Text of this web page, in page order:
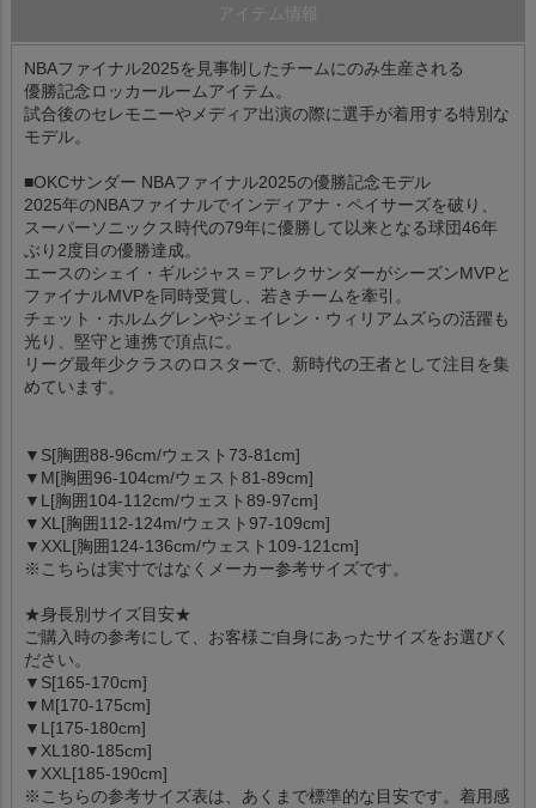
アイテム情報
NBAファイナル2025を見事制したチームにのみ生産される
優勝記念ロッカールームアイテム。
試合後のセレモニーやメディア出演の際に選手が着用する特別な
モデル。
■OKCサンダー NBAファイナル2025の優勝記念モデル
2025年のNBAファイナルでインディアナ・ペイサーズを破り、
スーパーソニックス時代の79年に優勝して以来となる球団46年
ぶり2度目の優勝達成。
エースのシェイ・ギルジャス＝アレクサンダーがシーズンMVPと
ファイナルMVPを同時受賞し、若きチームを牽引。
チェット・ホルムグレンやジェイレン・ウィリアムズらの活躍も
光り、堅守と連携で頂点に。
リーグ最年少クラスのロスターで、新時代の王者として注目を集
めています。
▼S[胸囲88-96cm/ウェスト73-81cm]
▼M[胸囲96-104cm/ウェスト81-89cm]
▼L[胸囲104-112cm/ウェスト89-97cm]
▼XL[胸囲112-124m/ウェスト97-109cm]
▼XXL[胸囲124-136cm/ウェスト109-121cm]
※こちらは実寸ではなくメーカー参考サイズです。
★身長別サイズ目安★
ご購入時の参考にして、お客様ご自身にあったサイズをお選びく
ださい。
▼S[165-170cm]
▼M[170-175cm]
▼L[175-180cm]
▼XL180-185cm]
▼XXL[185-190cm]
※こちらの参考サイズ表は、あくまで標準的な目安です。着用感